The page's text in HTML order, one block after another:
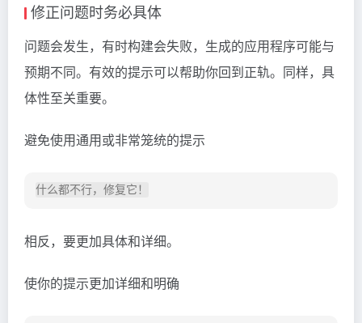
修正问题时务必具体
问题会发生，有时构建会失败，生成的应用程序可能与
预期不同。有效的提示可以帮助你回到正轨。同样，具
体性至关重要。
避免使用通用或非常笼统的提示
相反，要更加具体和详细。
使你的提示更加详细和明确